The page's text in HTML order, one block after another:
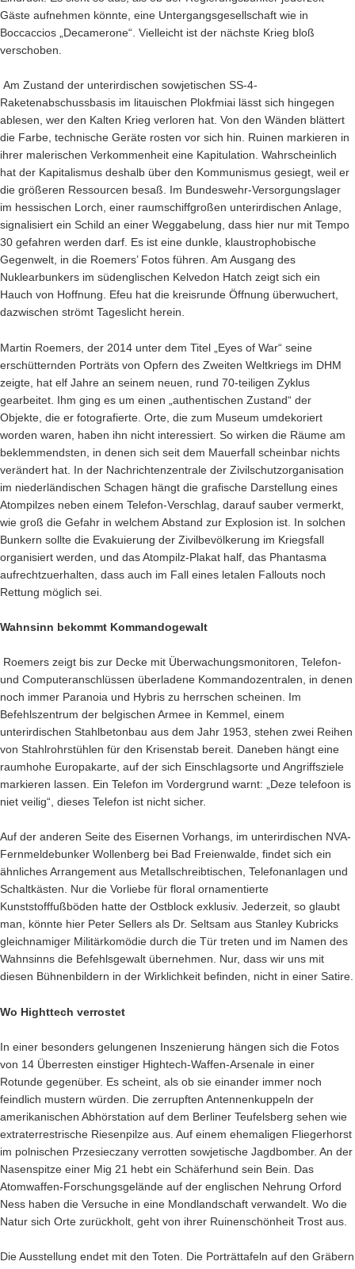
Gäste aufnehmen könnte, eine Untergangsgesellschaft wie in
Boccaccios „Decamerone“. Vielleicht ist der nächste Krieg bloß
verschoben.
Am Zustand der unterirdischen sowjetischen SS-4-
Raketenabschussbasis im litauischen Plokfmiai lässt sich hingegen
ablesen, wer den Kalten Krieg verloren hat. Von den Wänden blättert
die Farbe, technische Geräte rosten vor sich hin. Ruinen markieren in
ihrer malerischen Verkommenheit eine Kapitulation. Wahrscheinlich
hat der Kapitalismus deshalb über den Kommunismus gesiegt, weil er
die größeren Ressourcen besaß. Im Bundeswehr-Versorgungslager
im hessischen Lorch, einer raumschiffgroßen unterirdischen Anlage,
signalisiert ein Schild an einer Weggabelung, dass hier nur mit Tempo
30 gefahren werden darf. Es ist eine dunkle, klaustrophobische
Gegenwelt, in die Roemers’ Fotos führen. Am Ausgang des
Nuklearbunkers im südenglischen Kelvedon Hatch zeigt sich ein
Hauch von Hoffnung. Efeu hat die kreisrunde Öffnung überwuchert,
dazwischen strömt Tageslicht herein.
Martin Roemers, der 2014 unter dem Titel „Eyes of War“ seine
erschütternden Porträts von Opfern des Zweiten Weltkriegs im DHM
zeigte , hat elf Jahre an seinem neuen, rund 70-teiligen Zyklus
gearbeitet. Ihm ging es um einen „authentischen Zustand“ der
Objekte, die er fotografierte. Orte, die zum Museum umdekoriert
worden waren, haben ihn nicht interessiert. So wirken die Räume am
beklemmendsten, in denen sich seit dem Mauerfall scheinbar nichts
verändert hat. In der Nachrichtenzentrale der Zivilschutzorganisation
im niederländischen Schagen hängt die grafische Darstellung eines
Atompilzes neben einem Telefon-Verschlag, darauf sauber vermerkt,
wie groß die Gefahr in welchem Abstand zur Explosion ist. In solchen
Bunkern sollte die Evakuierung der Zivilbevölkerung im Kriegsfall
organisiert werden, und das Atompilz-Plakat half, das Phantasma
aufrechtzuerhalten, dass auch im Fall eines letalen Fallouts noch
Rettung möglich sei.
Wahnsinn bekommt Kommandogewalt
Roemers zeigt bis zur Decke mit Überwachungsmonitoren, Telefon-
und Computeranschlüssen überladene Kommandozentralen, in denen
noch immer Paranoia und Hybris zu herrschen scheinen. Im
Befehlszentrum der belgischen Armee in Kemmel, einem
unterirdischen Stahlbetonbau aus dem Jahr 1953, stehen zwei Reihen
von Stahlrohrstühlen für den Krisenstab bereit. Daneben hängt eine
raumhohe Europakarte, auf der sich Einschlagsorte und Angriffsziele
markieren lassen. Ein Telefon im Vordergrund warnt: „Deze telefoon is
niet veilig“, dieses Telefon ist nicht sicher.
Auf der anderen Seite des Eisernen Vorhangs, im unterirdischen NVA-
Fernmeldebunker Wollenberg bei Bad Freienwalde, findet sich ein
ähnliches Arrangement aus Metallschreibtischen, Telefonanlagen und
Schaltkästen. Nur die Vorliebe für floral ornamentierte
Kunststofffußböden hatte der Ostblock exklusiv. Jederzeit, so glaubt
man, könnte hier Peter Sellers als Dr. Seltsam aus Stanley Kubricks
gleichnamiger Militärkomödie durch die Tür treten und im Namen des
Wahnsinns die Befehlsgewalt übernehmen. Nur, dass wir uns mit
diesen Bühnenbildern in der Wirklichkeit befinden, nicht in einer Satire.
Wo Highttech verrostet
In einer besonders gelungenen Inszenierung hängen sich die Fotos
von 14 Überresten einstiger Hightech-Waffen-Arsenale in einer
Rotunde gegenüber. Es scheint, als ob sie einander immer noch
feindlich mustern würden. Die zerrupften Antennenkuppeln der
amerikanischen Abhörstation auf dem Berliner Teufelsberg sehen wie
extraterrestrische Riesenpilze aus. Auf einem ehemaligen Fliegerhorst
im polnischen Przesieczany verrotten sowjetische Jagdbomber. An der
Nasenspitze einer Mig 21 hebt ein Schäferhund sein Bein. Das
Atomwaffen-Forschungsgelände auf der englischen Nehrung Orford
Ness haben die Versuche in eine Mondlandschaft verwandelt. Wo die
Natur sich Orte zurückholt, geht von ihrer Ruinenschönheit Trost aus.
Die Ausstellung endet mit den Toten. Die Porträttafeln auf den Gräbern